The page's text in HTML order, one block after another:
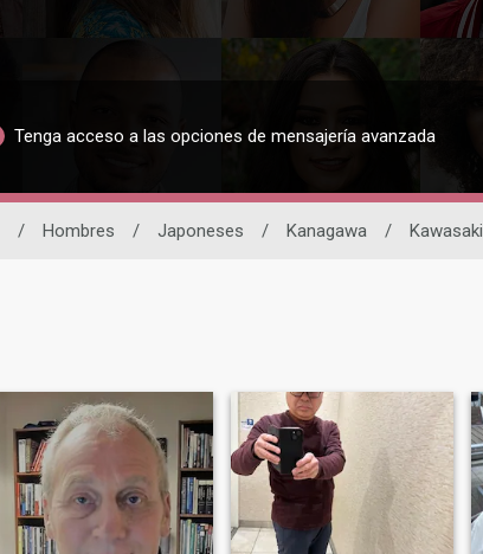
Tenga acceso a las opciones de mensajería avanzada
/ Hombres / Japoneses / Kanagawa / Kawasaki